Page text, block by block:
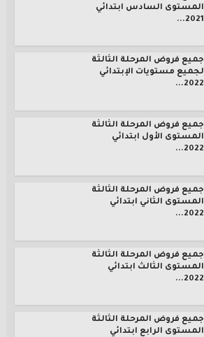
المستوى السادس ابتدائي
2021...
جميع فروض المرحلة الثالثة
لجميع مستويات الإبتدائي
2022...
جميع فروض المرحلة الثالثة
المستوى الأول ابتدائي
2022...
جميع فروض المرحلة الثالثة
المستوى الثاني ابتدائي
2022...
جميع فروض المرحلة الثالثة
المستوى الثالث ابتدائي
2022...
جميع فروض المرحلة الثالثة
المستوى الرابع ابتدائي